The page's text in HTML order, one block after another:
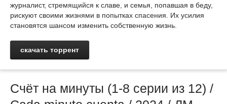
журналист, стремящийся к славе, и семья, попавшая в беду,
рискуют своими жизнями в попытках спасения. Их усилия
становятся шансом изменить собственную жизнь.
скачать торрент
Счёт на минуты (1-8 серии из 12) /